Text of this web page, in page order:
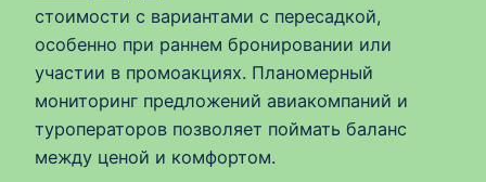
стоимости с вариантами с пересадкой,
особенно при раннем бронировании или
участии в промоакциях. Планомерный
мониторинг предложений авиакомпаний и
туроператоров позволяет поймать баланс
между ценой и комфортом.